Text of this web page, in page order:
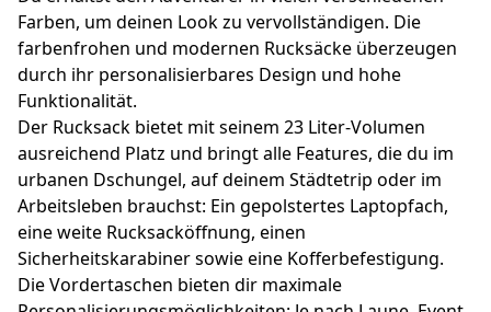
Farben, um deinen Look zu vervollständigen. Die
farbenfrohen und modernen Rucksäcke überzeugen
durch ihr personalisierbares Design und hohe
Funktionalität.
Der Rucksack bietet mit seinem 23 Liter-Volumen
ausreichend Platz und bringt alle Features, die du im
urbanen Dschungel, auf deinem Städtetrip oder im
Arbeitsleben brauchst: Ein gepolstertes Laptopfach,
eine weite Rucksacköffnung, einen
Sicherheitskarabiner sowie eine Kofferbefestigung.
Die Vordertaschen bieten dir maximale